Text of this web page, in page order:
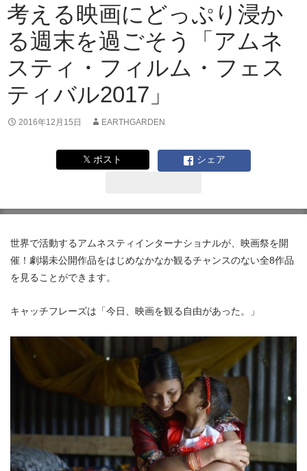
考える映画にどっぷり浸か
る週末を過ごそう「アムネ
スティ・フィルム・フェス
ティバル2017」
2016年12月15日 EARTHGARDEN
𝕏 ポスト シェア
世界で活動するアムネスティインターナショナルが、映画祭を開
催！劇場未公開作品をはじめなかなか観るチャンスのない全8作品
を見ることができます。
キャッチフレーズは「今日、映画を観る自由があった。」